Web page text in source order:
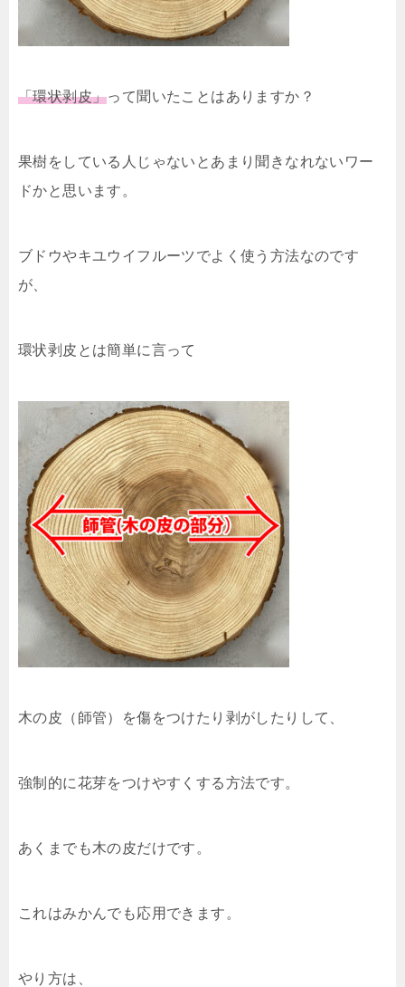
「環状剥皮」って聞いたことはありますか？
果樹をしている人じゃないとあまり聞きなれないワー
ドかと思います。
ブドウやキユウイフルーツでよく使う方法なのです
が、
環状剥皮とは簡単に言って
木の皮（師管）を傷をつけたり 剥がしたりして、
強制的に花芽をつけやすくする方法です。
あくまでも木の皮だけです。
これはみかんでも応用できます。
やり方は、